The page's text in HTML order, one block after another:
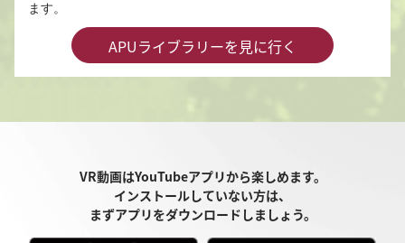
ます。
APUライブラリーを見に行く
VR動画はYouTubeアプリから楽しめます。
インストールしていない方は、
まずアプリをダウンロードしましょう。